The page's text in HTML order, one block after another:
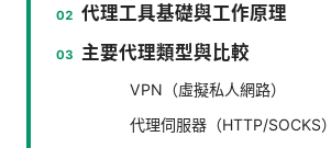
代理工具基礎與工作原理
主要代理類型與比較
VPN（虛擬私人網路）
代理伺服器（HTTP/SOCKS）